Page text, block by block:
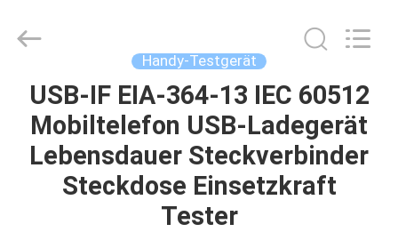
HAUS
PRODUKTE
Ltd..
Handy-Testgerät
USB-IF EIA-364-13 IEC 60512
Mobiltelefon USB-Ladegerät
Lebensdauer Steckverbinder
Steckdose Einsetzkraft
Tester